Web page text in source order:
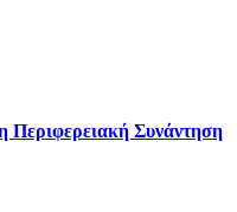
Περιφερειακή Συνάντηση